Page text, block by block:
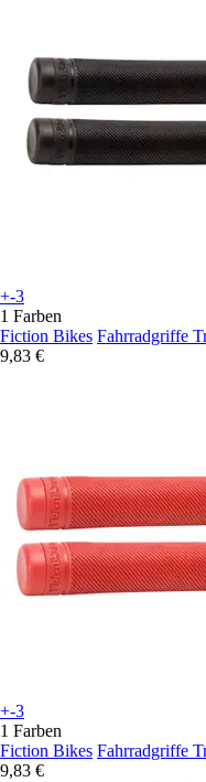
+-3
1 Farben
Fiction Bikes Fahrradgriffe
9,83 €
+-3
1 Farben
Fiction Bikes Fahrradgriffe
9,83 €